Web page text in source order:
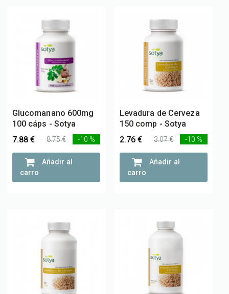
Glucomanano 600mg
100 cáps - Sotya
7.88 €
8.75 € -10 %
Añadir al
carro
Levadura de Cerveza
150 comp - Sotya
2.76 €
3.07 € -10 %
Añadir al
carro